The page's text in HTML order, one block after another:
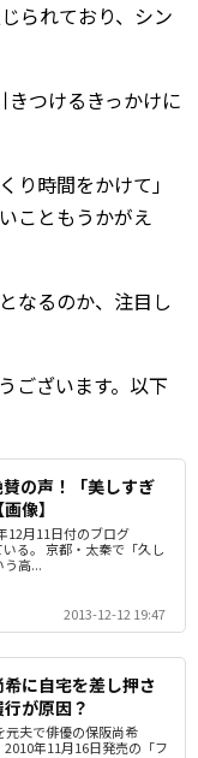
られており、シン
つけるきっかけに
り時間をかけて」
こともうかがえ
なるのか、注目し
ございます。以下
の声！「美しすぎ
像】
12月11日付のブログ
る。 京都・太秦で「久し
う高...
2013-12-12 19:47
に自宅を差し押さ
が原因？
元夫で俳優の保阪尚希
2010年11月16日発売の「フ